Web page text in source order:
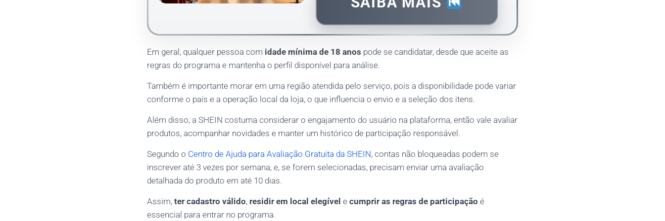
Em geral, qualquer pessoa com idade mínima de 18 anos pode se candidatar, desde que aceite as
regras do programa e mantenha o perfil disponível para análise.
Também é importante morar em uma região atendida pelo serviço, pois a disponibilidade pode variar
conforme o país e a operação local da loja, o que influencia o envio e a seleção dos itens.
Além disso, a SHEIN costuma considerar o engajamento do usuário na plataforma, então vale avaliar
produtos, acompanhar novidades e manter um histórico de participação responsável.
Segundo o Centro de Ajuda para Avaliação Gratuita da SHEIN, contas não bloqueadas podem se
inscrever até 3 vezes por semana, e, se forem selecionadas, precisam enviar uma avaliação
detalhada do produto em até 10 dias.
Assim, ter cadastro válido, residir em local elegível e cumprir as regras de participação é
essencial para entrar no programa.